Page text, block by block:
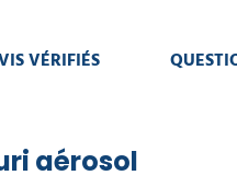
VÉRIFIÉS
aérosol